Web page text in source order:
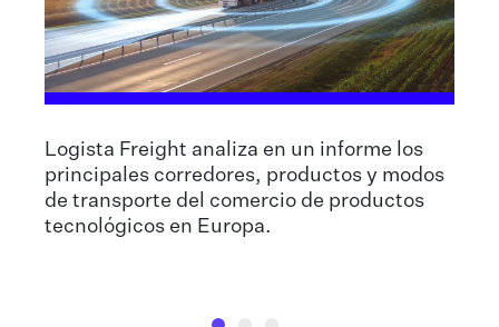
Logista Freight analiza en un informe los
principales corredores, productos y modos
de transporte del comercio de productos
tecnológicos en Europa.